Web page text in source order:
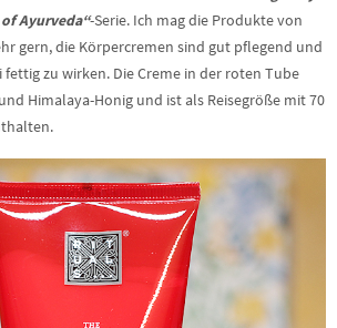
Ayurveda“-Serie. Ich mag die Produkte von
gern, die Körpercremen sind gut pflegend und
zu wirken. Die Creme in der roten Tube
Himalaya-Honig und ist als Reisegröße mit 70